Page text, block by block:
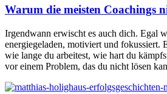
Warum die meisten Coachings
Irgendwann erwischt es auch dich. Egal
energiegeladen, motiviert und fokussiert.
wie lange du arbeitest, wie hart du
vor einem Problem, das du nicht lösen